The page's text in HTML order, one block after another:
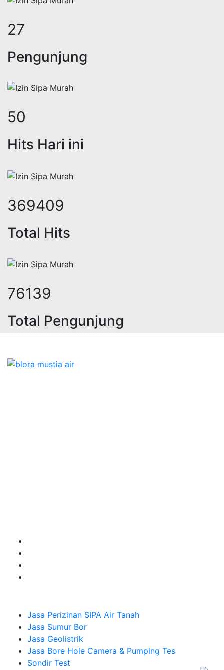
36
Pengunjung
65
Hits Hari ini
484495
Total Hits
101209
Total Pengunjung
Jasa Perizinan SIPA Air Tanah
Jasa Sumur Bor
Jasa Geolistrik
Jasa Bore Hole Camera & Pumping Tes
Sondir Test